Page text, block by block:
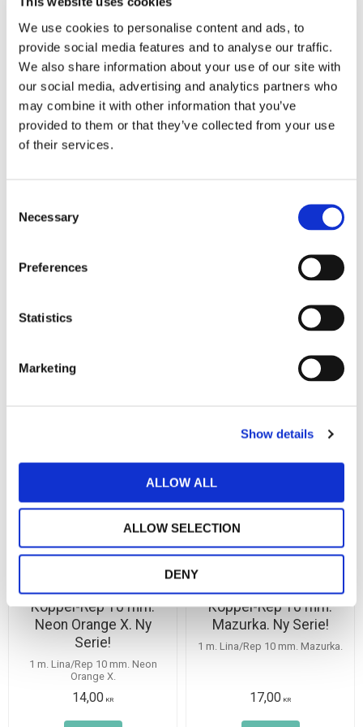
We use cookies to personalise content and ads, to
provide social media features and to analyse our traffic.
We also share information about your use of our site with
our social media, advertising and analytics partners who
may combine it with other information that you’ve
provided to them or that they’ve collected from your use
of their services.
Necessary
Preferences
Statistics
Marketing
Show details
ALLOW ALL
ALLOW SELECTION
DENY
Pink/Orange.
14,00KR
Lägg till i favoriter
KÖP
14,00KR
KÖP
1 m. Lina/Rep 8 mm. Riffle.
KÖP MER BILLIGARE !
Koppel-Rep 8 mm. Ny
1 m. Lina/Rep 8 mm. Neon
KÖP MER BILLIGARE !
Koppel-Rep 10 mm.
Neon Orange X. Ny
Serie!
1 m. Lina/Rep 10 mm. Neon
Orange X.
14,00 KR
Koppel-Rep 10 mm.
Mazurka. Ny Serie!
1 m. Lina/Rep 10 mm. Mazurka.
17,00 KR
KÖP MER BILLIGARE !